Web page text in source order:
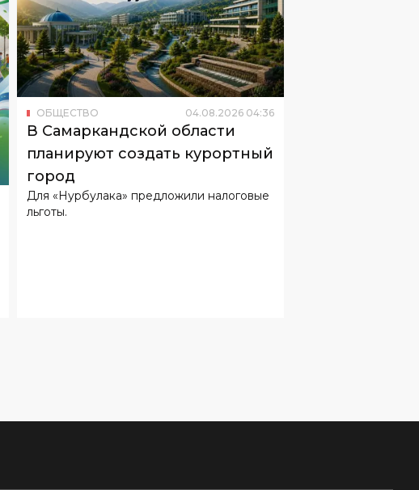
ОБЩЕСТВО 04.08.2026 04:36
В Самаркандской области
планируют создать курортный
город
Для «Нурбулака» предложили налоговые